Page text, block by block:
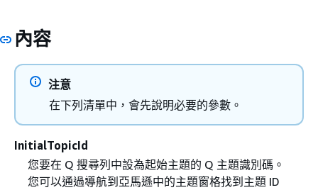
內容
注意
在下列清單中，會先說明必要的參數。
InitialTopicId
您要在 Q 搜尋列中設為起始主題的 Q 主題識別碼。
您可以通過導航到亞馬遜中的主題窗格找到主題 ID